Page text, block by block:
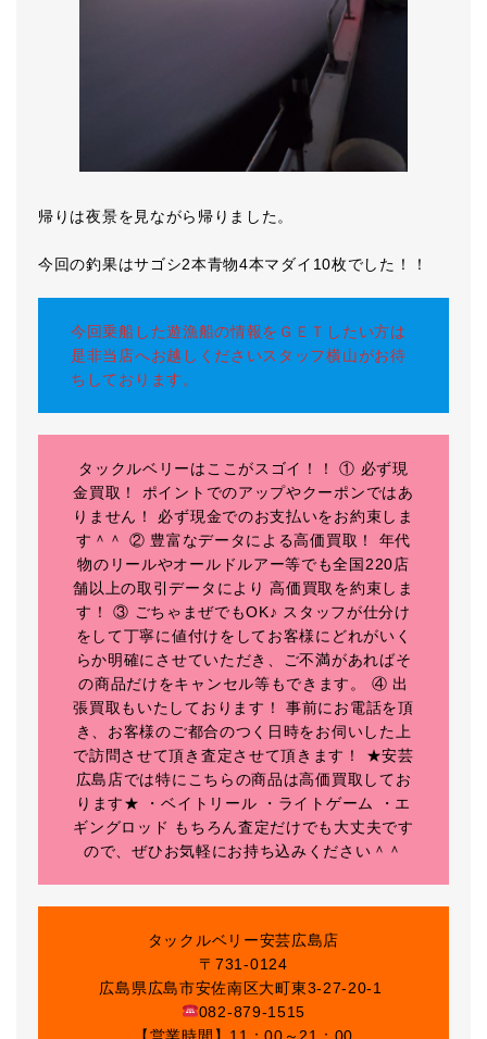
帰りは夜景を見ながら帰りました。
今回の釣果はサゴシ2本青物4本マダイ10枚でした！！
今回乗船した遊漁船の情報をＧＥＴしたい方は
是非当店へお越しくださいスタッフ横山がお待
ちしております。
タックルベリーはここがスゴイ！！ ① 必ず現
金買取！ ポイントでのアップやクーポンではあ
りません！ 必ず現金でのお支払いをお約束しま
す＾＾ ② 豊富なデータによる高価買取！ 年代
物のリールやオールドルアー等でも全国220店
舗以上の取引データにより 高価買取を約束しま
す！ ③ ごちゃまぜでもOK♪ スタッフが仕分け
をして丁寧に値付けをしてお客様にどれがいく
らか明確にさせていただき、ご不満があればそ
の商品だけをキャンセル等もできます。 ④ 出
張買取もいたしております！ 事前にお電話を頂
き、お客様のご都合のつく日時をお伺いした上
で訪問させて頂き査定させて頂きます！ ★安芸
広島店では特にこちらの商品は高価買取してお
ります★ ・ベイトリール ・ライトゲーム ・エ
ギングロッド もちろん査定だけでも大丈夫です
ので、ぜひお気軽にお持ち込みください＾＾
タックルベリー安芸広島店
〒731-0124
広島県広島市安佐南区大町東3-27-20-1
082-879-1515